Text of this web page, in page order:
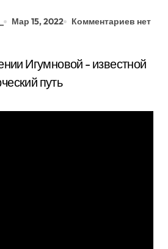
Мар 15, 2022 Комментариев нет